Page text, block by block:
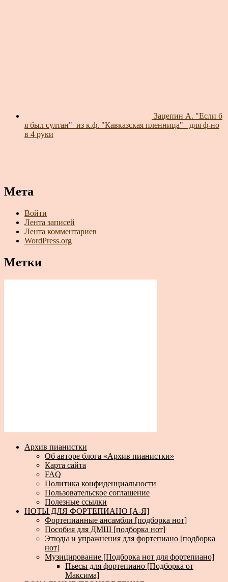
Зацепин А. "Если б
я был султан"_из к.ф. "Кавказская пленница"_ для ф-но
в 4 руки
Мета
Войти
Лента записей
Лента комментариев
WordPress.org
Метки
Архив пианистки
Об авторе блога «Архив пианистки»
Карта сайта
FAQ
Политика конфиденциальности
Пользовательское соглашение
Полезные ссылки
НОТЫ ДЛЯ ФОРТЕПИАНО [А-Я]
Фортепианные ансамбли [подборка нот]
Пособия для ДМШ [подборка нот]
Этюды и упражнения для фортепиано [подборка
нот]
Музицирование [Подборка нот для фортепиано]
Пьесы для фортепиано [Подборка от
Максима]